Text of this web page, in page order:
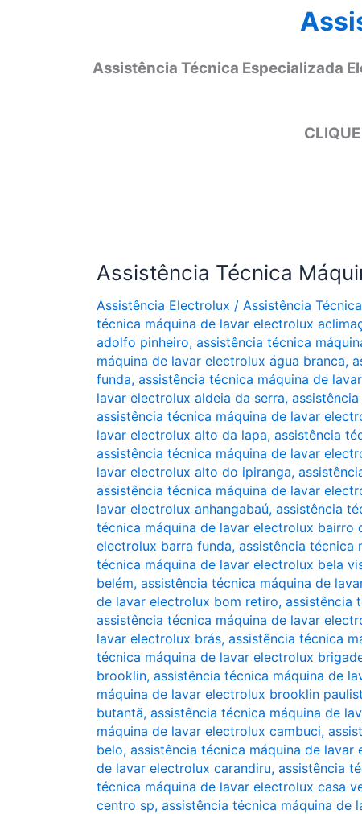
Assistência Técnica Especializada
Assistência Técnica
Assistência Electrolux / Assistência
técnica máquina de lavar electrolux
adolfo pinheiro, assistência técnica
máquina de lavar electrolux água branca,
funda, assistência técnica máquina de
lavar electrolux aldeia da serra,
assistência técnica máquina de lavar
lavar electrolux alto da lapa, assistência
assistência técnica máquina de lavar
lavar electrolux alto do ipiranga,
assistência técnica máquina de lavar
lavar electrolux anhangabaú, assistência
técnica máquina de lavar electrolux bairro
electrolux barra funda, assistência técnica
técnica máquina de lavar electrolux bela
belém, assistência técnica máquina de
de lavar electrolux bom retiro, assistência
assistência técnica máquina de lavar
lavar electrolux brás, assistência técnica
técnica máquina de lavar electrolux
brooklin, assistência técnica máquina de
máquina de lavar electrolux brooklin
butantã, assistência técnica máquina de
máquina de lavar electrolux cambuci,
belo, assistência técnica máquina de
de lavar electrolux carandiru, assistência
técnica máquina de lavar electrolux casa
centro sp, assistência técnica máquina de